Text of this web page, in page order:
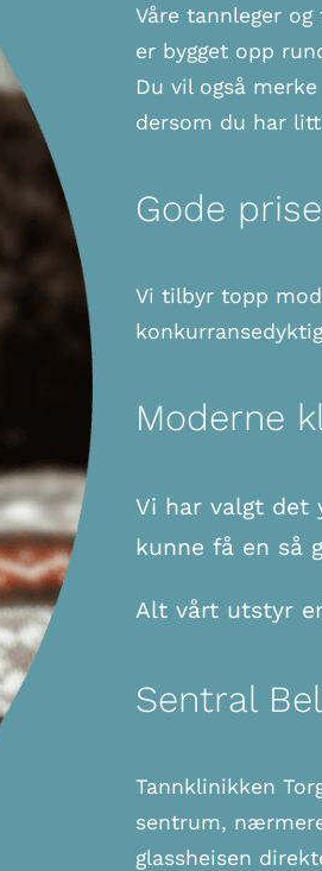
Våre tannleger
er bygget opp
Du vil også
dersom du har
Gode
Vi tilbyr topp
Moderne
Vi har valgt det
kunne få en så
Alt vårt utstyr
Sentral
Tannklinikken
sentrum,
glassheisen